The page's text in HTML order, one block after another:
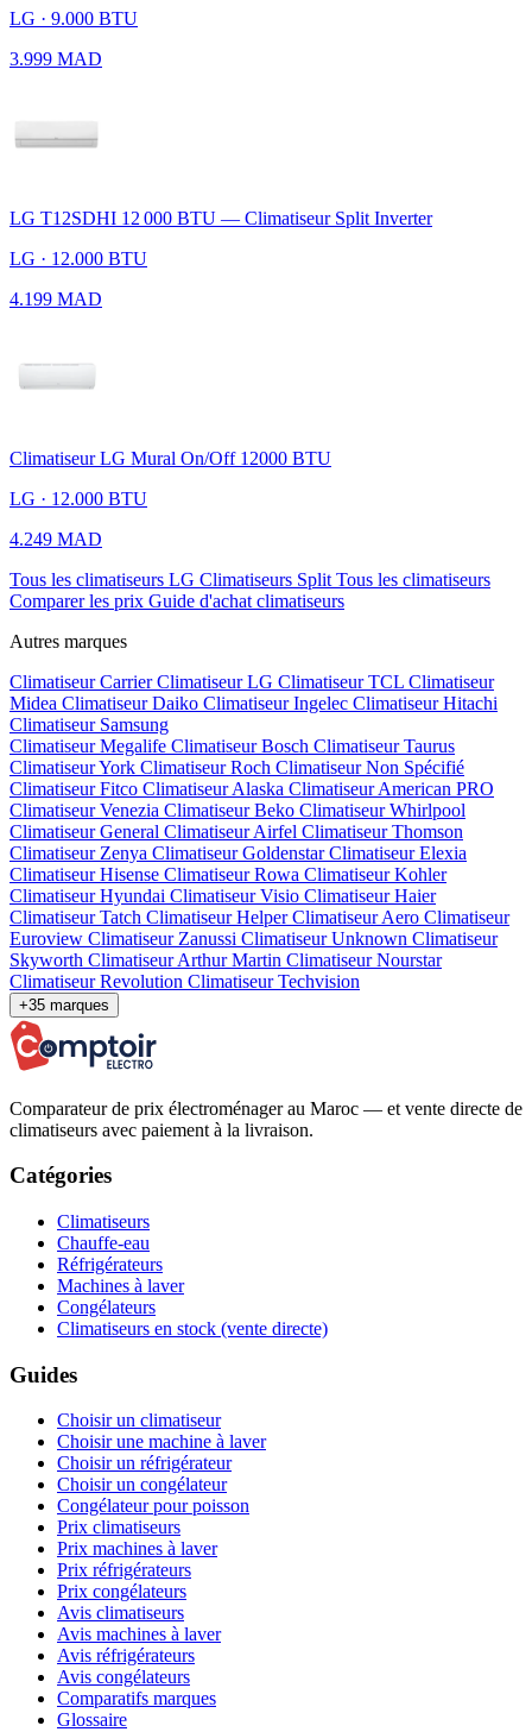
LG · 9.000 BTU
3.999 MAD
LG T12SDHI 12 000 BTU — Climatiseur Split Inverter
LG · 12.000 BTU
4.199 MAD
Climatiseur LG Mural On/Off 12000 BTU
LG · 12.000 BTU
4.249 MAD
Tous les climatiseurs LG Climatiseurs Split Tous les climatiseurs
Comparer les prix Guide d'achat climatiseurs
Autres marques
Climatiseur CarrierClimatiseur LG Climatiseur TCL Climatiseur
Midea Climatiseur Daiko Climatiseur Ingelec Climatiseur Hitachi
Climatiseur Samsung
Climatiseur Megalife Climatiseur Bosch Climatiseur Taurus
Climatiseur York Climatiseur Roch Climatiseur Non Spécifié
Climatiseur Fitco Climatiseur Alaska Climatiseur American PRO
Climatiseur Venezia Climatiseur Beko Climatiseur Whirlpool
Climatiseur General Climatiseur Airfel Climatiseur Thomson
Climatiseur Zenya Climatiseur GoldenstarClimatiseur Elexia
Climatiseur Hisense Climatiseur Rowa Climatiseur Kohler
Climatiseur Hyundai Climatiseur Visio Climatiseur Haier
Climatiseur Tatch Climatiseur HelperClimatiseur Aero Climatiseur
Euroview Climatiseur Zanussi Climatiseur Unknown Climatiseur
Skyworth Climatiseur Arthur Martin Climatiseur Nourstar
Climatiseur Revolution Climatiseur Techvision
+35 marques
Comparateur de prix électroménager au Maroc — et vente directe de
climatiseurs avec paiement à la livraison.
Catégories
Climatiseurs
Chauffe-eau
Réfrigérateurs
Machines à laver
Congélateurs
Climatiseurs en stock (vente directe)
Guides
Choisir un climatiseur
Choisir une machine à laver
Choisir un réfrigérateur
Choisir un congélateur
Congélateur pour poisson
Prix climatiseurs
Prix machines à laver
Prix réfrigérateurs
Prix congélateurs
Avis climatiseurs
Avis machines à laver
Avis réfrigérateurs
Avis congélateurs
Comparatifs marques
Glossaire